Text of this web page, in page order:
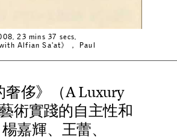
23 mins 37 secs,
Alfian Sa'at》， Paul
奢侈》 （ALuxury
術實踐的自主性和
楊嘉輝、 王蕾、